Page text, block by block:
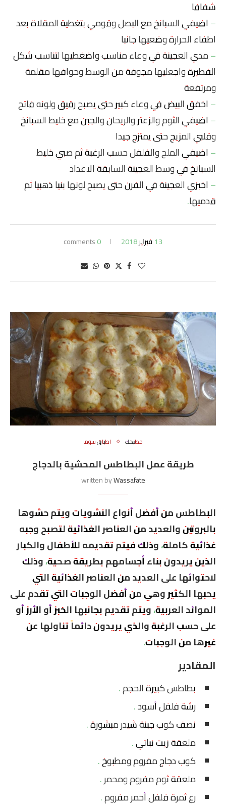
شفافا
– اضيفي السبانخ مع البصل وقومي بتغطية المقلاة بعد
اطفاء الحرارة وضعيها جانبا
– مدي العجينة في وعاء مناسب واضغطيها لتناسب شكل
الفطيرة واجعليها مجوفة من الوسط وحوافها مقلمة
ومرتفعة
– اخفق البيض في وعاء كبير حتى يصبح رقيق ولونه فاتح
– اضيفي الثوم والزعتر والريحان والجبن مع خليط السبانخ
وقلبي المزيج حتى يمتزج جيدا
– اضيفي الملح والفلفل حسب الرغبة ثم صبي خليط
السبانخ في وسط العجينة السابقة الاعداد
– اخبزي العجينة في الفرن حتى يصبح لونها بنيا ذهبيا ثم
قدميها.
13 فبراير 2018 0 comments
مطبخك اطباق سوما
طريقة عمل البطاطس المحشية بالدجاج
written byWassafate
البطاطس من أفضل أنواع النشويات ويتم حشوها
بالبروتين والعديد من العناصر الغذائية لتصبح وجبه
غذائية كاملة، وذلك فيتم تقديمه للأطفال والكبار
الذين يريدون بناء أجسامهم بطريقة صحية، وذلك
لاحتوائها على العديد من العناصر الغذائية التي
يحبها الكثير وهي من أفضل الوجبات التي تقدم على
الموائد العربية، ويتم تقديم بجانبها الخبز أو الأرز أو
على حسب الرغبة والذي يريدون دائماً تناولها عن
غيرها من الوجبات.
المقادير
بطاطس كبيرة الحجم .
رشة فلفل أسود .
نصف كوب جبنة شيدر مبشورة .
ملعقة زيت نباتي .
كوب دجاج مفروم ومطبوخ .
ملعقة ثوم مفروم ومحمر .
رع ثمرة فلفل أحمر مفروم .